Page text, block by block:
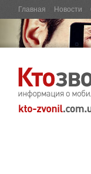
Главная Новости